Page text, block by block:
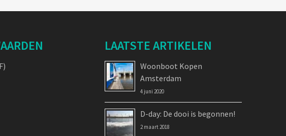
LAATSTE ARTIKELEN
Woonboot Kopen
Amsterdam
4 juni 2020
D-day: De dooi is begonnen!
2 maart 2018